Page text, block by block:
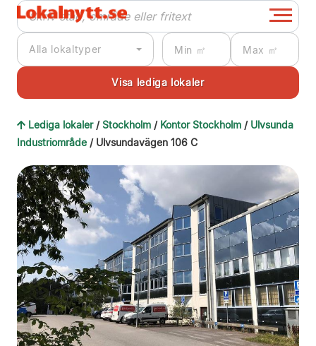
Alla lokaltyper
Lediga lokaler / Stockholm / Kontor Stockholm / Ulvsunda
Industriområde / Ulvsundavägen 106 C